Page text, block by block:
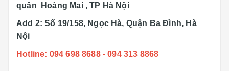
quân Hoàng Mai , TP Hà Nội
Add 2: Số 19/158, Ngọc Hà, Quận Ba Đình, Hà
Nội
Hotline: 094 698 8688 - 094 313 8868